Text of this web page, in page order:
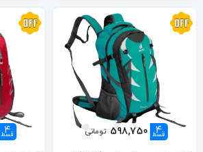
4
قسط 598,750 تومانی 4
قسط